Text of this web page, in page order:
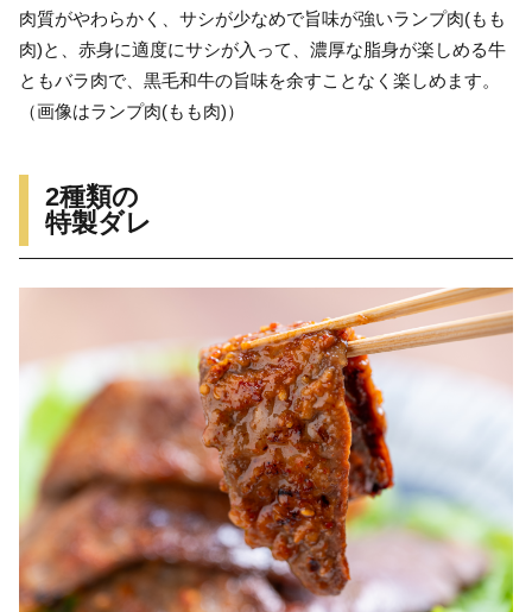
肉質がやわらかく、サシが少なめで旨味が強いランプ肉(もも
肉)と、赤身に適度にサシが入って、濃厚な脂身が楽しめる牛
ともバラ肉で、黒毛和牛の旨味を余すことなく楽しめます。
（画像はランプ肉(もも肉)）
2種類の
特製ダレ